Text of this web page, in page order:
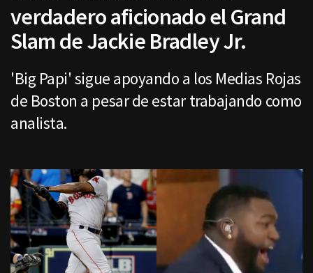
verdadero aficionado el Grand
Slam de Jackie Bradley Jr.
'Big Papi' sigue apoyando a los Medias Rojas
de Boston a pesar de estar trabajando como
analista.